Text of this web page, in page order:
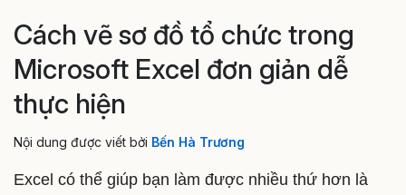
Cách vẽ sơ đồ tổ chức trong
Microsoft Excel đơn giản dễ
thực hiện
Nội dung được viết bởi Bến Hà Trương
Excel có thể giúp bạn làm được nhiều thứ hơn là